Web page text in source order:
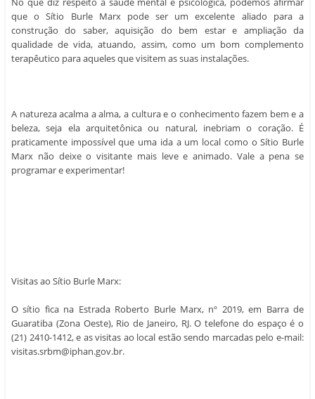
que o Sítio Burle Marx pode ser um excelente aliado para a
construção do saber, aquisição do bem estar e ampliação da
qualidade de vida, atuando, assim, como um bom complemento
terapêutico para aqueles que visitem as suas instalações.
A natureza acalma a alma, a cultura e o conhecimento fazem bem e a
beleza, seja ela arquitetônica ou natural, inebriam o coração. É
praticamente impossível que uma ida a um local como o Sítio Burle
Marx não deixe o visitante mais leve e animado. Vale a pena se
programar e experimentar!
Visitas ao Sítio Burle Marx:
O sítio fica na Estrada Roberto Burle Marx, nº 2019, em Barra de
Guaratiba (Zona Oeste), Rio de Janeiro, RJ. O telefone do espaço é o
(21) 2410-1412, e as visitas ao local estão sendo marcadas pelo e-mail:
visitas.srbm@iphan.gov.br.